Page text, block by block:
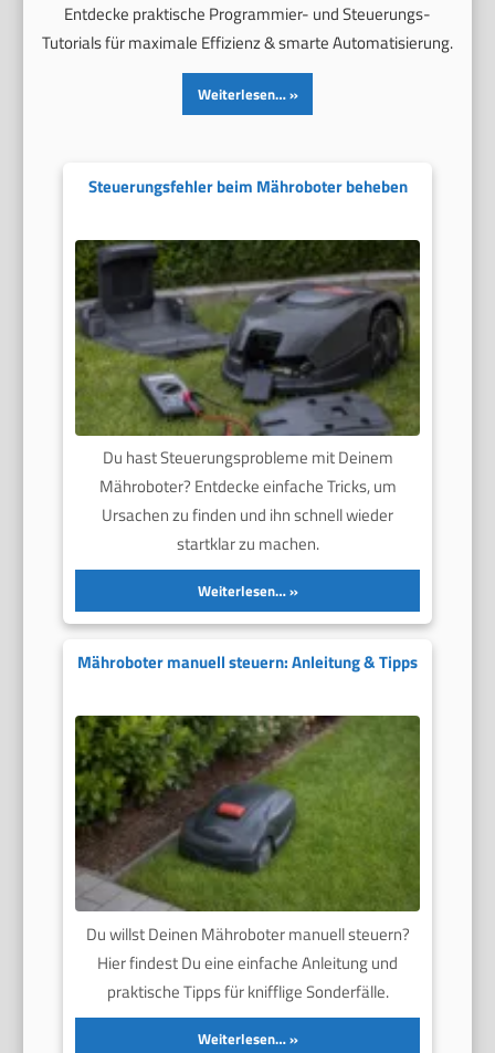
Entdecke praktische Programmier- und Steuerungs-
Tutorials für maximale Effizienz & smarte Automatisierung.
Weiterlesen…
Steuerungsfehler beim Mähroboter beheben
Du hast Steuerungsprobleme mit Deinem
Mähroboter? Entdecke einfache Tricks, um
Ursachen zu finden und ihn schnell wieder
startklar zu machen.
Weiterlesen…
Mähroboter manuell steuern: Anleitung & Tipps
Du willst Deinen Mähroboter manuell steuern?
Hier findest Du eine einfache Anleitung und
praktische Tipps für knifflige Sonderfälle.
Weiterlesen…